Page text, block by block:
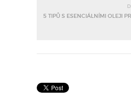
5 TIPŮ S ESENCIÁLNÍMI OLEJI